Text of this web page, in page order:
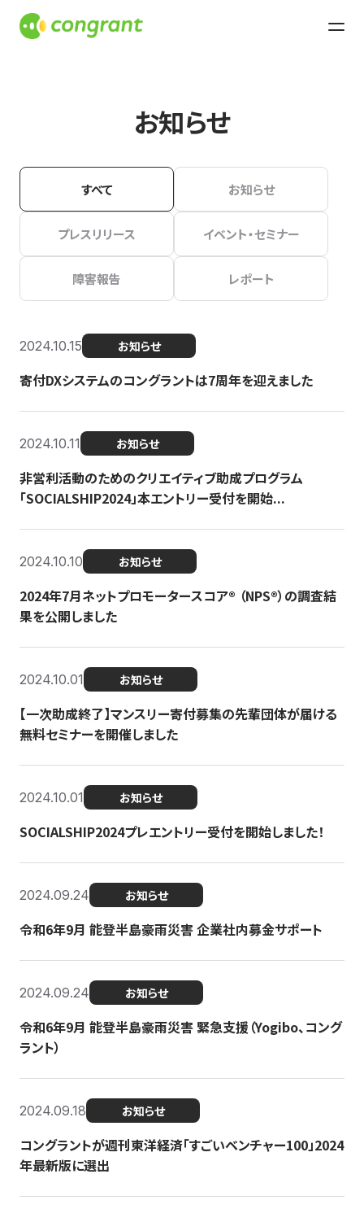
お知らせ
すべて お知らせ
プレスリリース イベント・セミナー
障害報告 レポート
2024.10.15 お知らせ
寄付DXシステムのコングラントは7周年を迎えました
2024.10.11 お知らせ
非営利活動のためのクリエイティブ助成プログラム
「SOCIALSHIP2024」本エントリー受付を開始...
2024.10.10 お知らせ
2024年7月ネットプロモータースコア®︎ （NPS®︎）の調査結
果を公開しました
2024.10.01 お知らせ
【一次助成終了】マンスリー寄付募集の先輩団体が届ける
無料セミナーを開催しました
2024.10.01 お知らせ
SOCIALSHIP2024プレエントリー受付を開始しました！
2024.09.24 お知らせ
令和6年9月 能登半島豪雨災害 企業社内募金サポート
2024.09.24 お知らせ
令和6年9月 能登半島豪雨災害 緊急支援（Yogibo、コング
ラント）
2024.09.18 お知らせ
コングラントが週刊東洋経済「すごいベンチャー100」2024
年最新版に選出